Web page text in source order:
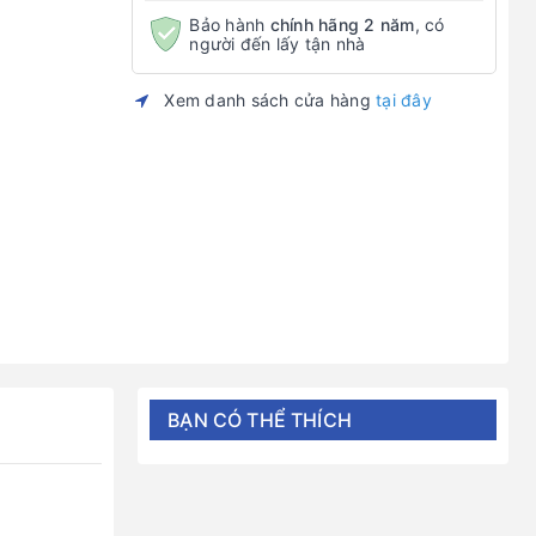
Bảo hành chính hãng 2 năm, có
người đến lấy tận nhà
Xem danh sách cửa hàng tại đây
BẠN CÓ THỂ THÍCH